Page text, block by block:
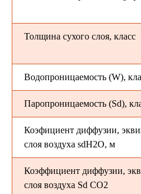
Толщина сухого слоя, класс
Водопроницаемость (W),
Паропроницаемость (Sd),
Коэфициент диффузии,
слоя воздуха sdH2O, м
Коэффициент диффузии,
слоя воздуха Sd СО2